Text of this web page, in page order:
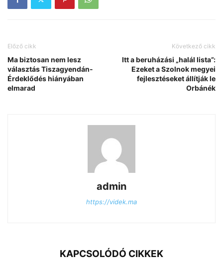
Előző cikk
Ma biztosan nem lesz
választás Tiszagyendán-
Érdeklődés hiányában
elmarad
Következő cikk
Itt a beruházási „halál lista”:
Ezeket a Szolnok megyei
fejlesztéseket állítják le
Orbánék
admin
https://videk.ma
KAPCSOLÓDÓ CIKKEK